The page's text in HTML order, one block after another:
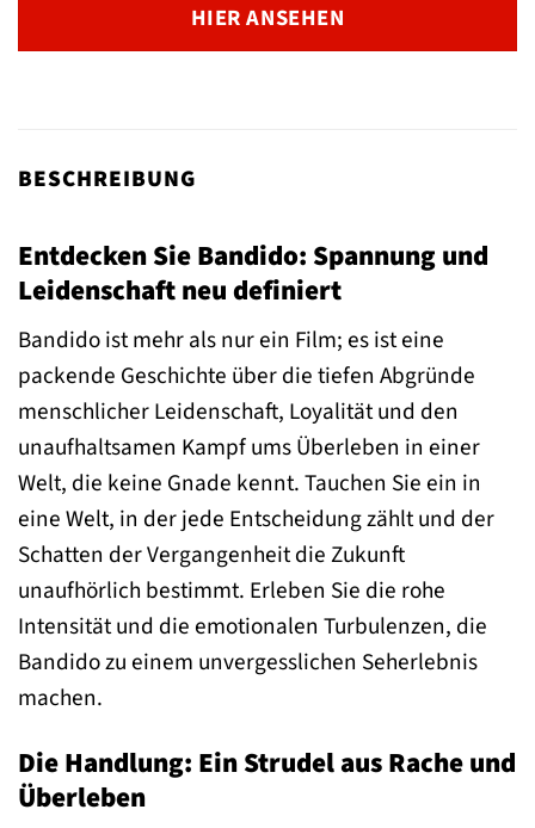
HIER ANSEHEN
BESCHREIBUNG
Entdecken Sie Bandido: Spannung und
Leidenschaft neu definiert
Bandido ist mehr als nur ein Film; es ist eine
packende Geschichte über die tiefen Abgründe
menschlicher Leidenschaft, Loyalität und den
unaufhaltsamen Kampf ums Überleben in einer
Welt, die keine Gnade kennt. Tauchen Sie ein in
eine Welt, in der jede Entscheidung zählt und der
Schatten der Vergangenheit die Zukunft
unaufhörlich bestimmt. Erleben Sie die rohe
Intensität und die emotionalen Turbulenzen, die
Bandido zu einem unvergesslichen Seherlebnis
machen.
Die Handlung: Ein Strudel aus Rache und
Überleben